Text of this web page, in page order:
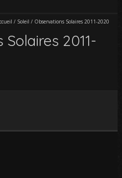
/ Soleil / Observations Solaires 2011-2020
2011-